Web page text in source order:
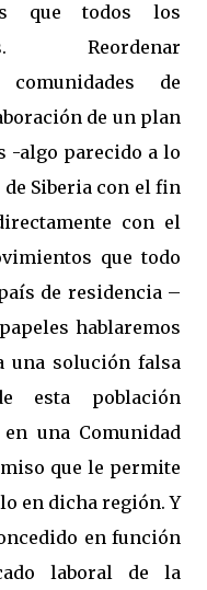
que todos los
Reordenar
de
de un plan
-algo parecido a lo
de Siberia con el fin
con el
que todo
de residencia –
hablaremos
una solución falsa
esta población
una Comunidad
que le permite
en dicha región. Y
en función
laboral de la